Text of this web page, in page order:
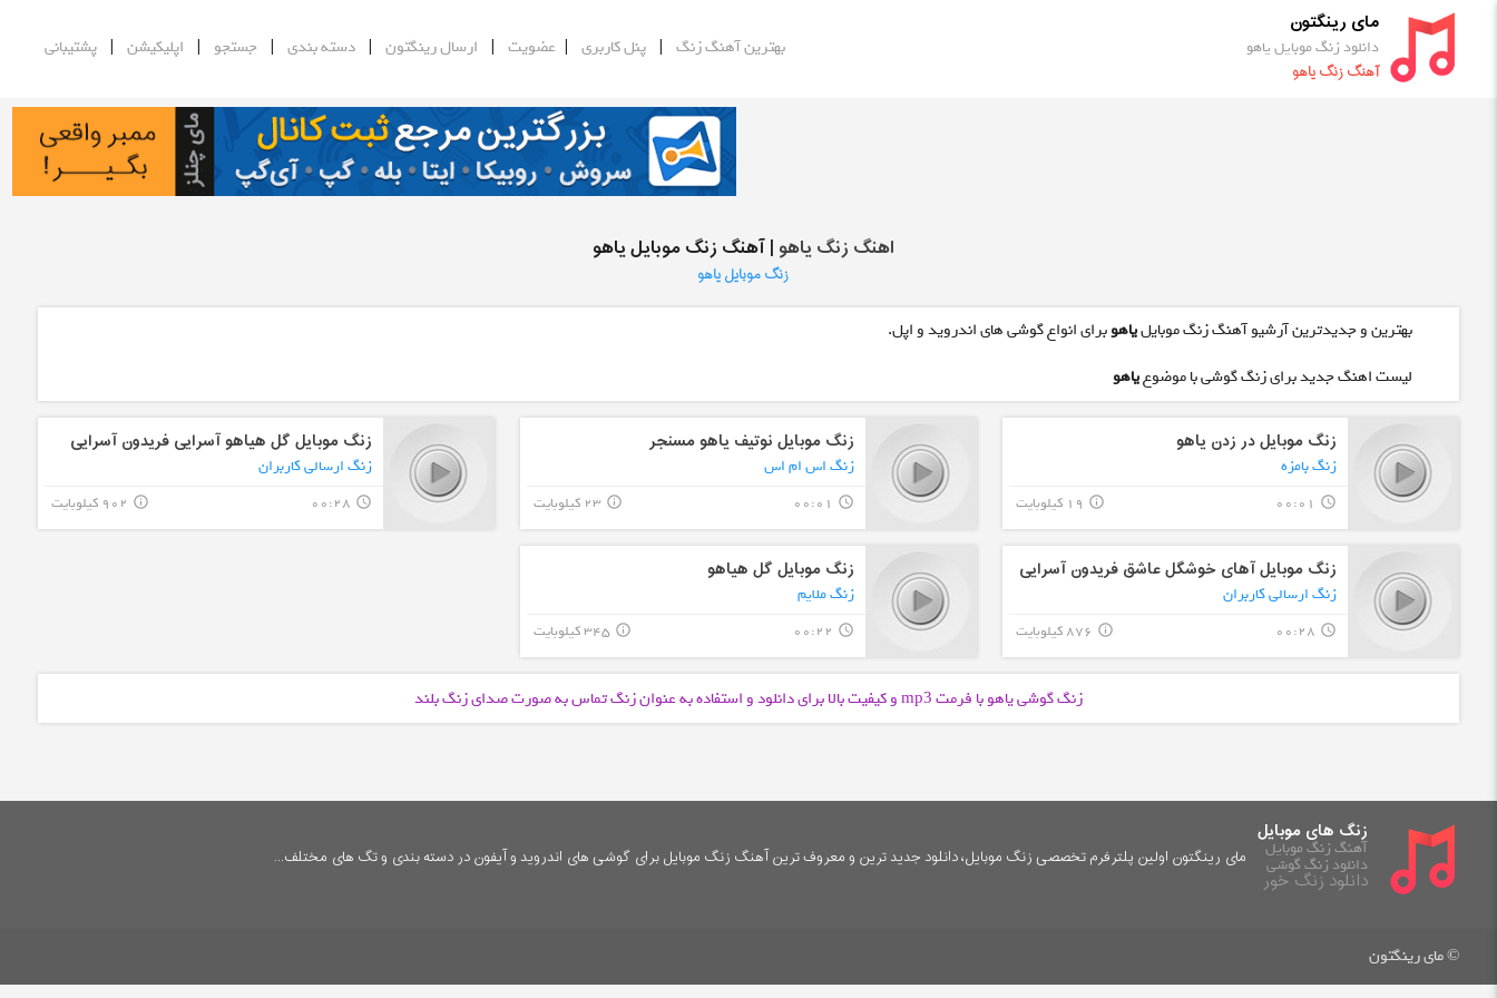
مای رینگتون
دانلود زنگ موبایل یاهو
آهنگ زنگ یاهو
بهترین آهنگ زنگ |پنل کاربری | عضویت | ارسال رینگتون |دسته بندی | جستجو | اپلیکیشن |پشتیبانی
اهنگ زنگ یاهو | آهنگ زنگ موبایل یاهو
زنگ موبایل یاهو
بهترین و جدیدترین آرشیو آهنگ زنگ موبایلیاهوبرای انواع گوشی های اندروید و اپل.
لیست اهنگ جدید برای زنگ گوشی با موضوعیاهو
زنگ موبایل در زدن یاهو
زنگ بامزه
query_builder
00:01 19 کیلوبایت info_outline
زنگ موبایل نوتیف یاهو مسنجر
زنگ اس ام اس
query_builder
00:01 23 کیلوبایتinfo_outline
زنگ موبایل گل هیاهو آسرایی فریدون آسرایی
زنگ ارسالی کاربران
query_builder
00:28 902 کیلوبایت info_outline
زنگ موبایل آهای خوشگل عاشق فریدون آسرایی
زنگ ارسالی کاربران
query_builder
00:28 876 کیلوبایت info_outline
زنگ موبایل گل هیاهو
زنگ ملایم
query_builder
00:22 345 کیلوبایتinfo_outline
زنگ گوشی یاهو با فرمت mp3 و کیفیت بالا برای دانلود و استفاده به عنوان زنگ تماس به صورت صدای زنگ بلند
زنگ های موبایل
آهنگ زنگ موبایل
دانلود زنگ گوشی
دانلود زنگ خور
مای رینگتون اولین پلترفرم تخصصی زنگ موبایل، دانلود جدید ترین و معروف ترین آهنگ زنگ موبایل برای گوشی های اندروید و آیفون در دسته بندی و تگ های مختلف...
© مای رینگتون